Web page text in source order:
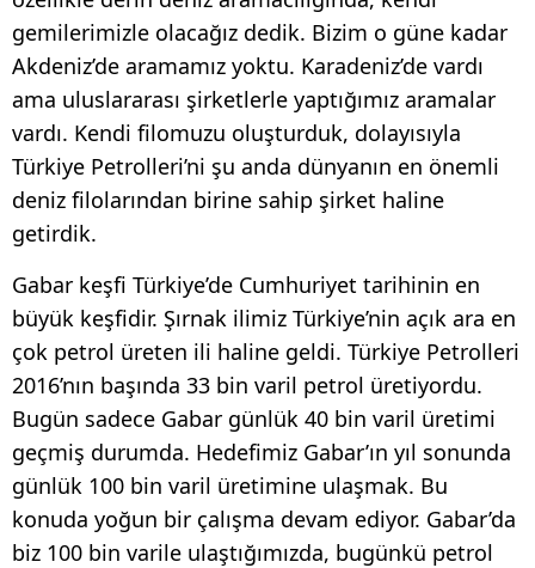
gemilerimizle olacağız dedik. Bizim o güne kadar
Akdeniz’de aramamız yoktu. Karadeniz’de vardı
ama uluslararası şirketlerle yaptığımız aramalar
vardı. Kendi filomuzu oluşturduk, dolayısıyla
Türkiye Petrolleri’ni şu anda dünyanın en önemli
deniz filolarından birine sahip şirket haline
getirdik.
Gabar keşfi Türkiye’de Cumhuriyet tarihinin en
büyük keşfidir. Şırnak ilimiz Türkiye’nin açık ara en
çok petrol üreten ili haline geldi. Türkiye Petrolleri
2016’nın başında 33 bin varil petrol üretiyordu.
Bugün sadece Gabar günlük 40 bin varil üretimi
geçmiş durumda. Hedefimiz Gabar’ın yıl sonunda
günlük 100 bin varil üretimine ulaşmak. Bu
konuda yoğun bir çalışma devam ediyor. Gabar’da
biz 100 bin varile ulaştığımızda, bugünkü petrol